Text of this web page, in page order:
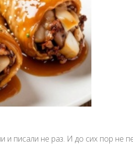
писали не раз. И до сих пор не